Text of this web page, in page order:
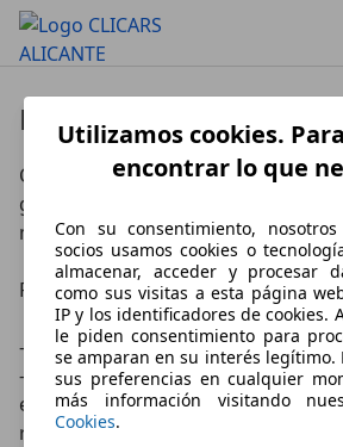
Datos de empresa
Clicars. Tu compra inteligente.
garantizado. Tendrás tu próximo
mano en 24 horas en la puerta de
Financiación rápida y flexible.
- Nº1 en Europa en venta de
- Todos los vehículos pasan la
exigente en 320 puntos en nuestra
reacondicionamiento +90.0000m2
Utilizamos cookies.
encontrar lo que
Con su consentimiento,
socios usamos cookies o
almacenar, acceder y procesar
como sus visitas a esta página
IP y los identificadores de cookies.
le piden consentimiento para
se amparan en su interés legítimo.
sus preferencias en cualquier
más información visitando
Cookies.